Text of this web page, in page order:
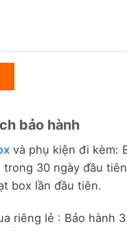
bảo hành
và phụ kiện đi kèm:
trong 30 ngày đầu
box lần đầu tiên.
riêng lẻ : Bảo hành